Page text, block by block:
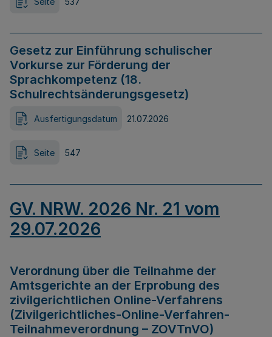
Gesetz zur Einführung schulischer
Vorkurse zur Förderung der
Sprachkompetenz (18.
Schulrechtsänderungsgesetz)
Ausfertigungsdatum 21.07.2026
Seite 547
GV. NRW. 2026 Nr. 21 vom
29.07.2026
Verordnung über die Teilnahme der
Amtsgerichte an der Erprobung des
zivilgerichtlichen Online-Verfahrens
(Zivilgerichtliches-Online-Verfahren-
Teilnahmeverordnung – ZOVTnVO)